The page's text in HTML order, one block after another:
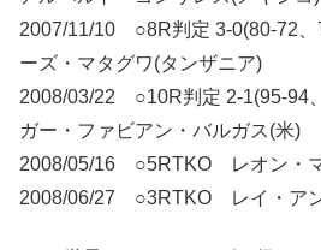
2007/11/10 ○8R判定 3-0(80-72
ーズ・マタグワ(タンザニア)
2008/03/22 ○10R判定 2-1(95-94
ガー・ファビアン・バルガス(米)
2008/05/16 ○5RTKO レオン・
2008/06/27 ○3RTKO レイ・ア